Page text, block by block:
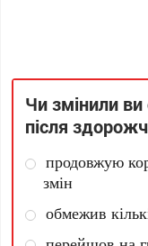
Чи змінили ви
після
продовжую
змін
обмежив